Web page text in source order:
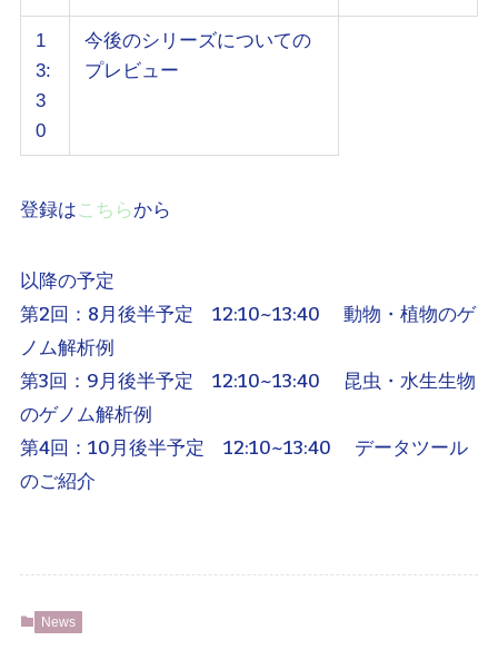
1
3:
3
0
今後のシリーズについての
プレビュー
登録はこちらから
以降の予定
第2回：8月後半予定 12:10~13:40 動物・植物のゲ
ノム解析例
第3回：9月後半予定 12:10~13:40 昆虫・水生生物
のゲノム解析例
第4回：10月後半予定 12:10~13:40 データツール
のご紹介
News